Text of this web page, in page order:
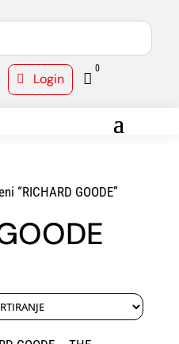
 Login 
0
“RICHARD GOODE”